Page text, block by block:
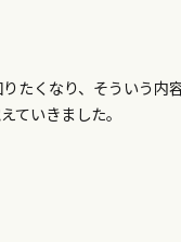
たくなり、そういう内
ていきました。